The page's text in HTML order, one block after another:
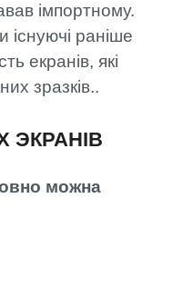
імпортному.
існуючі раніше
екранів, які
зразків..
ЭКРАНІВ
можна